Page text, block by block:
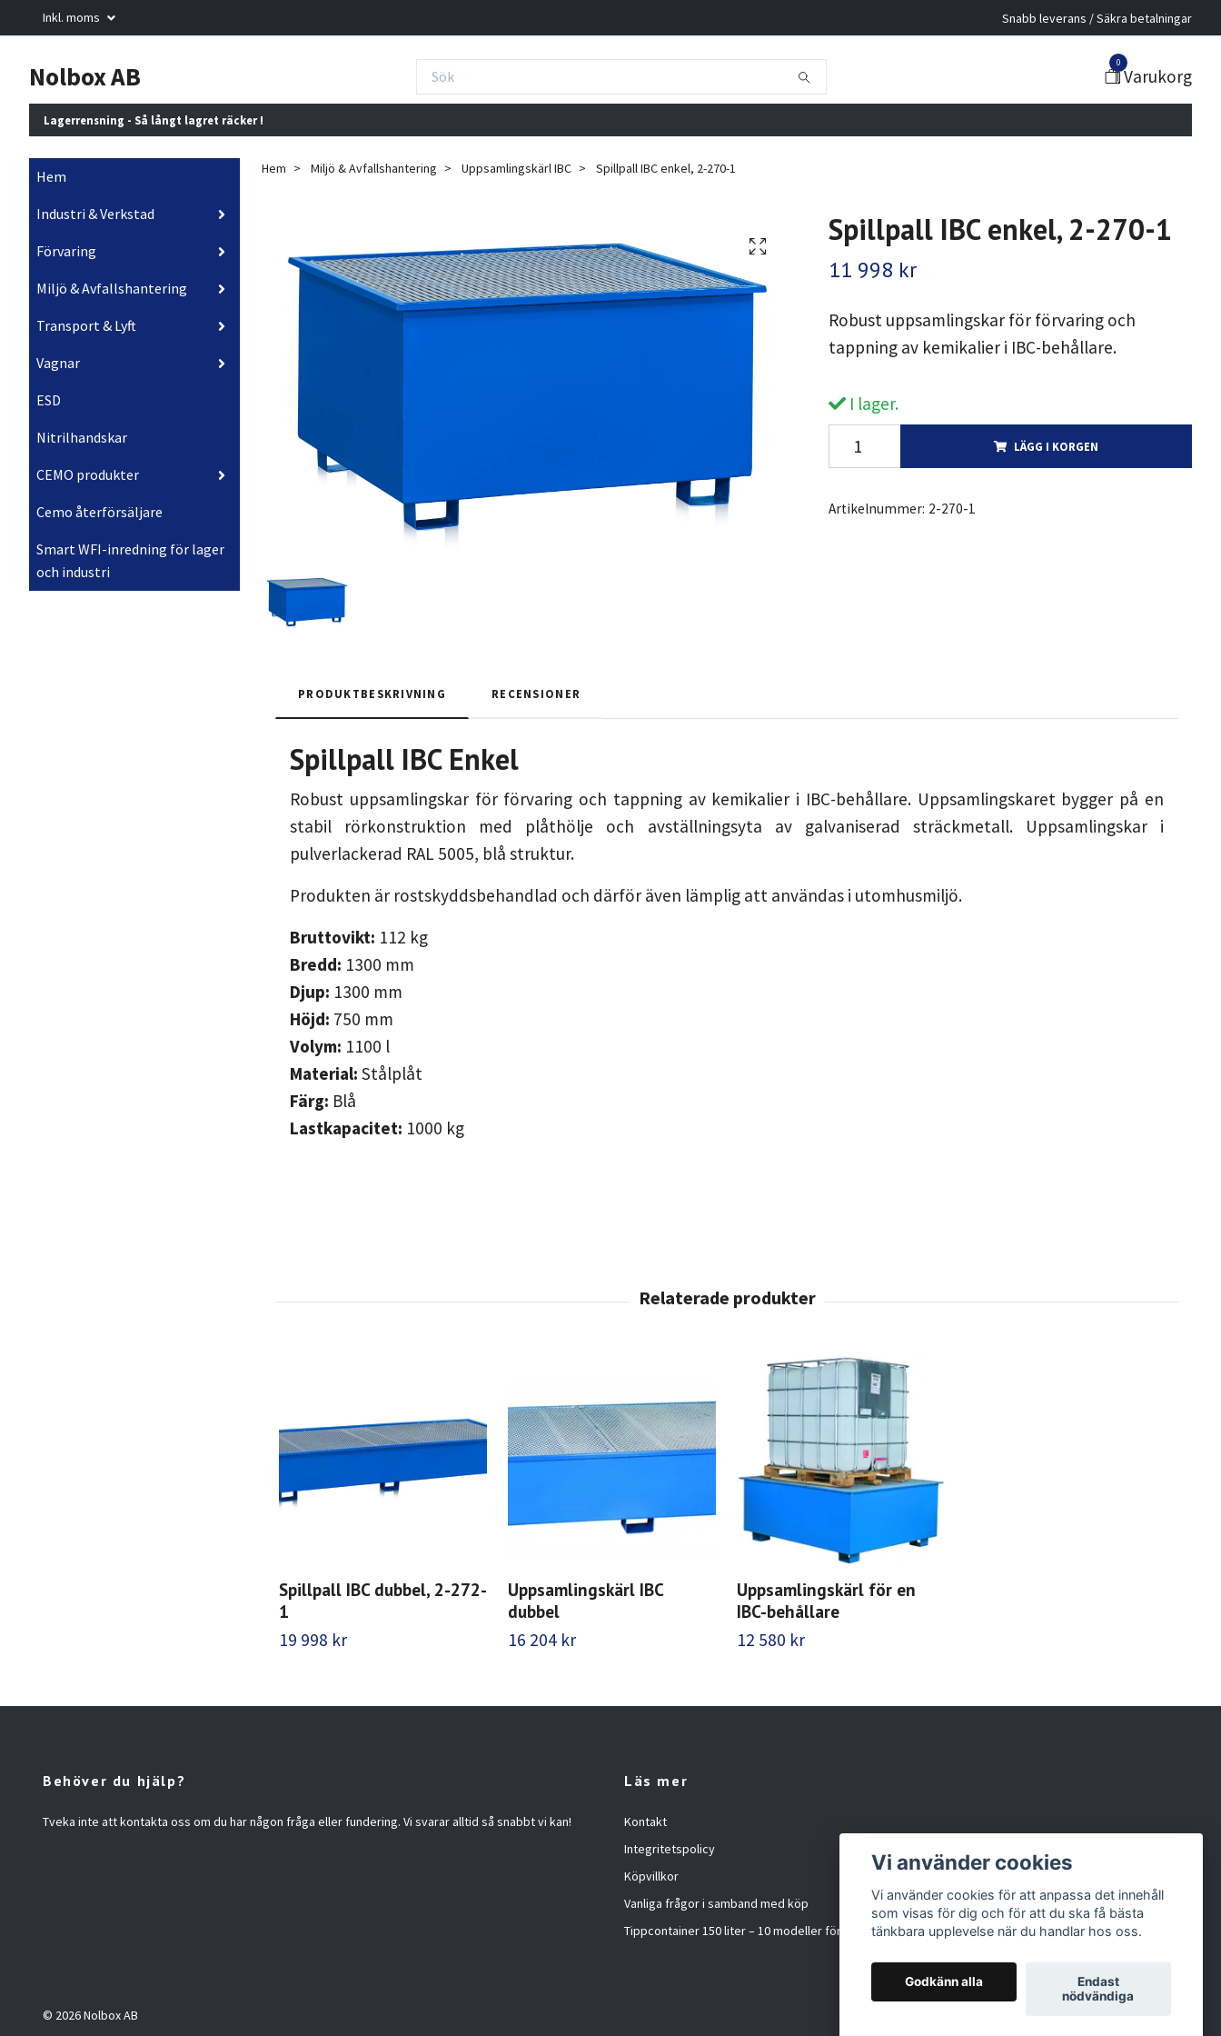
Inkl. moms Snabb leverans / Säkra betalningar
Nolbox AB 0
Varukorg
Lagerrensning - Så långt lagret räcker !
Hem
Industri & Verkstad
Förvaring
Miljö & Avfallshantering
Transport & Lyft
Vagnar
ESD
Nitrilhandskar
CEMO produkter
Cemo återförsäljare
Smart WFI-inredning för lager
och industri
Hem Miljö & Avfallshantering Uppsamlingskärl IBC Spillpall IBC enkel, 2-270-1
Spillpall IBC enkel, 2-270-1
11 998 kr
Robust uppsamlingskar för förvaring och
tappning av kemikalier i IBC-behållare.
I lager.
LÄGG I KORGEN
Artikelnummer: 2-270-1
PRODUKTBESKRIVNING RECENSIONER
Spillpall IBC Enkel
Robust uppsamlingskar för förvaring och tappning av kemikalier i IBC-behållare. Uppsamlingskaret bygger på en
stabil rörkonstruktion med plåthölje och avställningsyta av galvaniserad sträckmetall. Uppsamlingskar i
pulverlackerad RAL 5005, blå struktur.
Produkten är rostskyddsbehandlad och därför även lämplig att användas i utomhusmiljö.
Bruttovikt: 112 kg
Bredd: 1300 mm
Djup: 1300 mm
Höjd: 750 mm
Volym: 1100 l
Material: Stålplåt
Färg: Blå
Lastkapacitet: 1000 kg
Spillpall IBC dubbel, 2-272-
1
19 998 kr
Uppsamlingskärl IBC
dubbel
16 204 kr
Uppsamlingskärl för en
IBC-behållare
12 580 kr
Behöver du hjälp?
Tveka inte att kontakta oss om du har någon fråga eller fundering. Vi svarar alltid så snabbt vi kan!
Läs mer
Kontakt
Integritetspolicy
Köpvillkor
Vanliga frågor i samband med köp
Tippcontainer 150 liter – 10 modeller för källsortering
© 2026 Nolbox AB
Vi använder cookies
Vi använder cookies för att anpassa det innehåll
som visas för dig och för att du ska få bästa
tänkbara upplevelse när du handlar hos oss.
Godkänn alla
Endast
nödvändiga